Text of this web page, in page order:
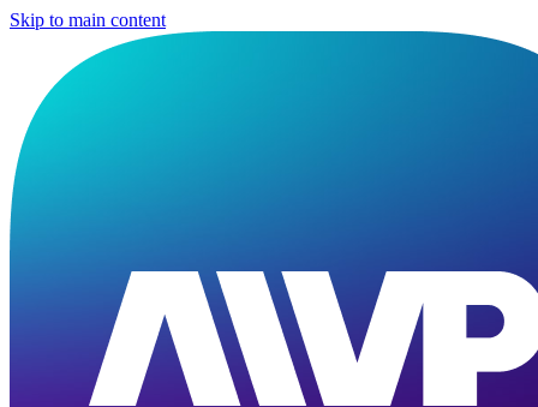
Skip to main content